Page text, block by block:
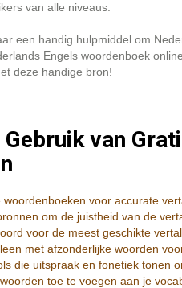
van alle niveaus.
een handig hulpmiddel om
Engels woordenboek
deze handige bron!
van
voor accurate
om de juistheid van de
voor de meest geschikte
met afzonderlijke woorden
die uitspraak en fonetiek tonen
toe te voegen aan je